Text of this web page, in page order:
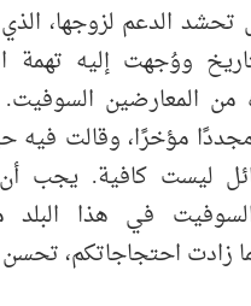
تحشد الدعم لزوجها،
ووُجهت إليه تهمة
من المعارضين
مؤخرًا، وقالت فيه
ليست كافية. يجب
السوفيت في هذا
زادت احتجاجاتكم،